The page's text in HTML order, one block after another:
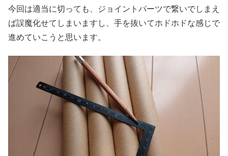
今回は適当に切っても、ジョイントパーツで繋いでしまえ
ば誤魔化せてしまいますし、手を抜いてホドホドな感じで
進めていこうと思います。